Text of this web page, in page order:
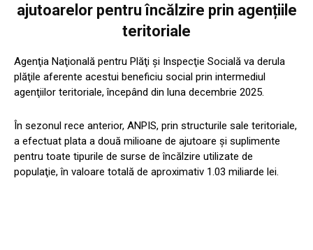
ajutoarelor pentru încălzire prin agențiile
teritoriale
Agenţia Naţională pentru Plăţi şi Inspecţie Socială va derula
plăţile aferente acestui beneficiu social prin intermediul
agenţiilor teritoriale, începând din luna decembrie 2025.
În sezonul rece anterior, ANPIS, prin structurile sale teritoriale,
a efectuat plata a două milioane de ajutoare şi suplimente
pentru toate tipurile de surse de încălzire utilizate de
populaţie, în valoare totală de aproximativ 1.03 miliarde lei.